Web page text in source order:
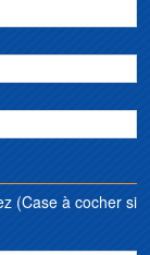
(Case à cocher si